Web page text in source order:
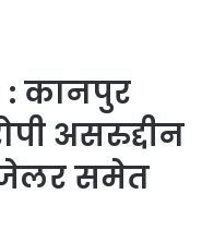
: कानपुर
असरुद्दीन
जेलर समेत